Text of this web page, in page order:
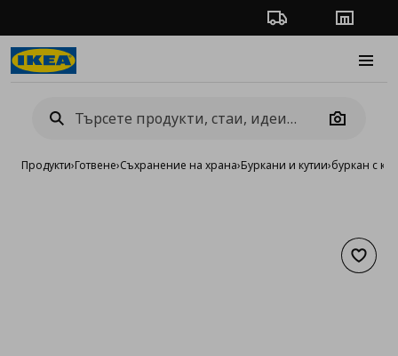
Проследяване на
Camera
Продукти›Готвене›Съхранение на храна›Буркани и кутии›буркан с